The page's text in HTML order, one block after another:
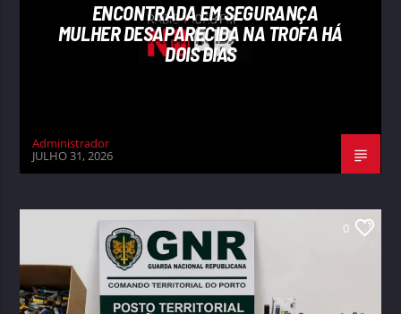
ENCONTRADA EM SEGURANÇA
MULHER DESAPARECIDA NA TROFA HÁ
DOIS DIAS
Administrador
JULHO 31, 2026
0